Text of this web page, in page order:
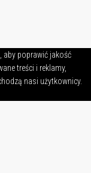
aby poprawić jakość
treści i reklamy,
nasi użytkownicy.